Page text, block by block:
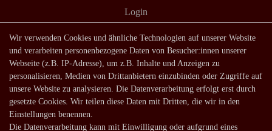
Login
Shop
Lagerverkauf
Zahlungsarten
Versandarten und -kosten
Wir verwenden Cookies und ähnliche Technologien auf unserer Website
und verarbeiten personenbezogene Daten von Besucher:innen unserer
Webseite (z.B. IP-Adresse), um z.B. Inhalte und Anzeigen zu
personalisieren, Medien von Drittanbietern einzubinden oder Zugriffe auf
unsere Website zu analysieren. Die Datenverarbeitung erfolgt erst durch
gesetzte Cookies. Wir teilen diese Daten mit Dritten, die wir in den
Einstellungen benennen.
Die Datenverarbeitung kann mit Einwilligung oder aufgrund eines